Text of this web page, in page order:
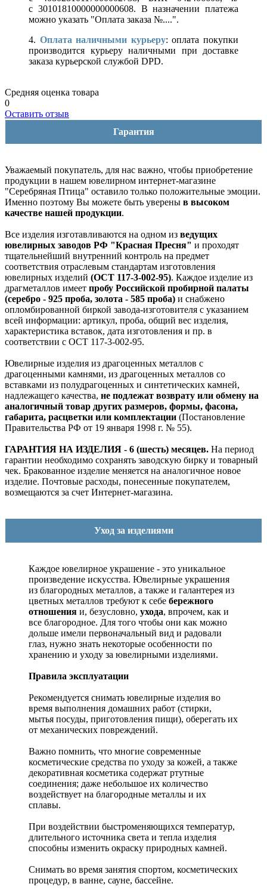
с 30101810000000000608. В назначении платежа
можно указать "Оплата заказа №....".
4. Оплата наличными курьеру: оплата покупки
производится курьеру наличными при доставке
заказа курьерской службой DPD.
Средняя оценка товара
0
Оставить отзыв
Гарантия
Уважаемый покупатель, для нас важно, чтобы приобретение
продукции в нашем ювелирном интернет-магазине
"Серебряная Птица" оставило только положительные эмоции.
Именно поэтому Вы можете быть уверены в высоком
качестве нашей продукции.
Все изделия изготавливаются на одном из ведущих
ювелирных заводов РФ "Красная Пресня" и проходят
тщательнейший внутренний контроль на предмет
соответствия отраслевым стандартам изготовления
ювелирных изделий (ОСТ 117-3-002-95). Каждое изделие из
драгметаллов имеет пробу Российской пробирной палаты
(серебро - 925 проба, золота - 585 проба) и снабжено
опломбированной биркой завода-изготовителя с указанием
всей информации: артикул, проба, общий вес изделия,
характеристика вставок, дата изготовления и пр. в
соответствии с ОСТ 117-3-002-95.
Ювелирные изделия из драгоценных металлов с
драгоценными камнями, из драгоценных металлов со
вставками из полудрагоценных и синтетических камней,
надлежащего качества, не подлежат возврату или обмену на
аналогичный товар других размеров, формы, фасона,
габарита, расцветки или комплектации (Постановление
Правительства РФ от 19 января 1998 г. № 55).
ГАРАНТИЯ НА ИЗДЕЛИЯ - 6 (шесть) месяцев. На период
гарантии необходимо сохранять заводскую бирку и товарный
чек. Бракованное изделие меняется на аналогичное новое
изделие. Почтовые расходы, понесенные покупателем,
возмещаются за счет Интернет-магазина.
Уход за изделиями
Каждое ювелирное украшение - это уникальное
произведение искусства. Ювелирные украшения
из благородных металлов, а также и галантерея из
цветных металлов требуют к себе бережного
отношения и, безусловно, ухода, впрочем, как и
все благородное. Для того чтобы они как можно
дольше имели первоначальный вид и радовали
глаз, нужно знать некоторые особенности по
хранению и уходу за ювелирными изделиями.
Правила эксплуатации
Рекомендуется снимать ювелирные изделия во
время выполнения домашних работ (стирки,
мытья посуды, приготовления пищи), оберегать их
от механических повреждений.
Важно помнить, что многие современные
косметические средства по уходу за кожей, а также
декоративная косметика содержат ртутные
соединения; даже небольшое их количество
воздействует на благородные металлы и их
сплавы.
При воздействии быстроменяющихся температур,
длительного источника света и тепла изделия
способны изменить окраску природных камней.
Снимать во время занятия спортом, косметических
процедур, в ванне, сауне, бассейне.